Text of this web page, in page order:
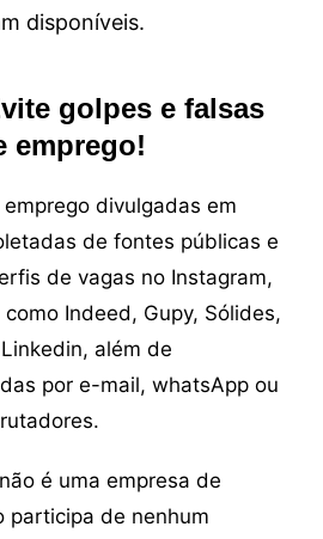
disponíveis.
golpes e falsas
emprego!
divulgadas em
de fontes públicas e
de vagas no Instagram,
Indeed, Gupy, Sólides,
além de
por e-mail, whatsApp ou
é uma empresa de
participa de nenhum